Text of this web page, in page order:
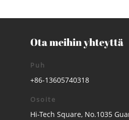
Ota meihin yhteyttä
Puh
+86-13605740318
Osoite
Hi-Tech Square, No.1035